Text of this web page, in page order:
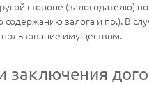
стороне (залогодателю)
содержанию залога и пр.). В
имуществом.
заключения